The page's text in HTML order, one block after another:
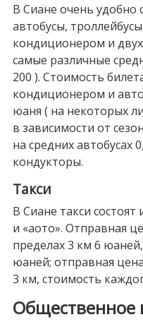
В Сиане очень удобно
автобусы,
кондиционером и
самые различные
200 ). Стоимость
кондиционером и
юаня ( на некоторых
в зависимости от
на средних автобусах
кондукторы.
Такси
В Сиане такси состоят
и «аото». Отправная
пределах 3 км 6
юаней; отправная
3 км, стоимость
Общественное